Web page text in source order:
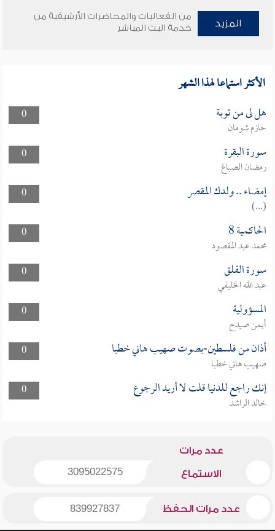
المزيد
من الفعاليات والمحاضرات الأرشيفية من
خدمة البث المباشر
الأكثر استماعا لهذا الشهر
0 هل لى من توبة
حازم شومان
0
سورة البقرة
رمضان الصباغ
0
إمضاء .. ولدك المقصر
(...)
0
الحاكمية 8
محمد عبد المقصود
0
سورة الفلق
عبد الله الخليفي
0
المسؤولية
أيمن صيدح
0
أذان من فلسطين-بصوت صهيب هاني خطبا
صهيب هاني خطبا
0
إنك راجع للدنيا قلت لا أريد الرجوع
خالد الراشد
عدد مرات
الاستماع 3095022575
عدد مرات الحفظ 839927837